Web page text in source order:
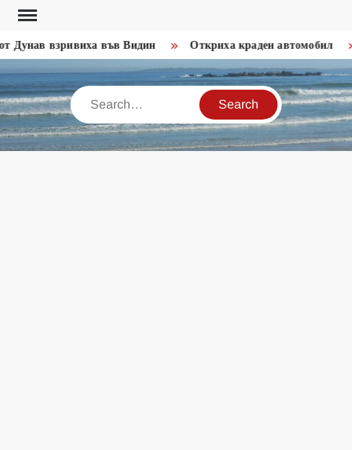
Skip
content
Дунав взривиха във Видин Откриха краден автомобил
Search